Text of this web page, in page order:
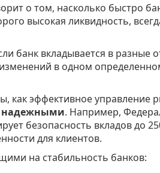
о том, насколько быстро
высокая ликвидность,
банк вкладывается в разные
в одном
как эффективное управление
надежными. Например,
безопасность вкладов до
для клиентов.
на стабильность банков: